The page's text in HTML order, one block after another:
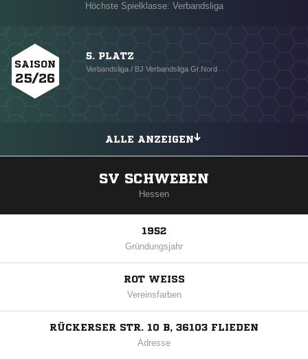
Höchste Spielklasse: Verbandsliga
SAISON
25/26
5. PLATZ
Verbandsliga / BJ Verbandsliga Gr.Nord
ALLE ANZEIGEN
SV SCHWEBEN
Hessen
1952
Gründungsjahr
ROT WEISS
Vereinsfarben
RÜCKERSER STR. 10 B, 36103 FLIEDEN
Adresse